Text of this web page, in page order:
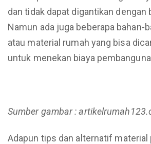
dan tidak dapat digantikan dengan
Namun ada juga beberapa bahan-
atau material rumah yang bisa
untuk menekan biaya
Sumber gambar :
Adapun tips dan alternatif material